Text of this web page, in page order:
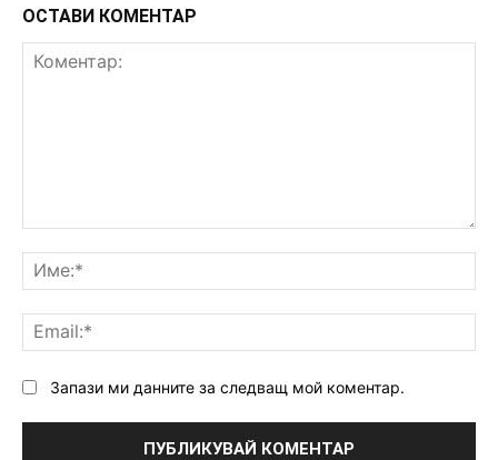
ОСТАВИ КОМЕНТАР
Запази ми данните за следващ мой коментар.